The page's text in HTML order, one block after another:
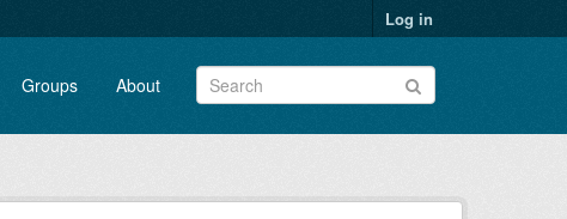
Log in
Groups About